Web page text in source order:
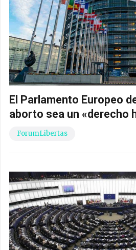
El Parlamento Europeo
aborto sea un «derecho
ForumLibertas